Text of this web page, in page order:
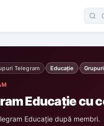
Telegram › Educație ›
Educație cu
Educație după membri.